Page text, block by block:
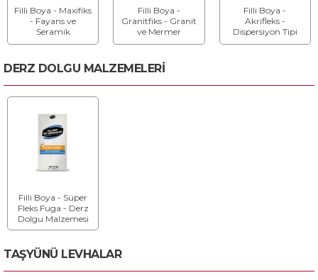
Filli Boya - Maxifiks
- Fayans ve
Seramik
Yapıştırma Harcı
Filli Boya -
Granitfiks - Granit
ve Mermer
Yapıştırıcısı
Filli Boya -
Akrifleks -
Dispersiyon Tipi
Yapıştırıcı
DERZ DOLGU MALZEMELERİ
Filli Boya - Süper
Fleks Fuga - Derz
Dolgu Malzemesi
TAŞYÜNÜ LEVHALAR